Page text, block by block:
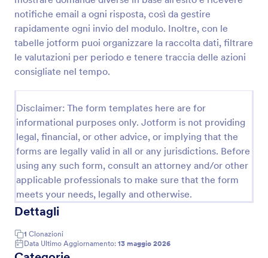
notifiche email a ogni risposta, così da gestire
rapidamente ogni invio del modulo. Inoltre, con le
tabelle jotform puoi organizzare la raccolta dati, filtrare
le valutazioni per periodo e tenere traccia delle azioni
consigliate nel tempo.
Disclaimer: The form templates here are for
informational purposes only. Jotform is not providing
legal, financial, or other advice, or implying that the
forms are legally valid in all or any jurisdictions. Before
using any such form, consult an attorney and/or other
applicable professionals to make sure that the form
meets your needs, legally and otherwise.
Dettagli
1 Clonazioni
Data Ultimo Aggiornamento: 13 maggio 2026
Hai organizzato un campo estivo e ti chiedi quale sia
la soddisfazione dei campeggiatori? Non hai in
mente domande di indagine per i campeggiatori e
alla ricerca di modelli di moduli di valutazione del
campo estivo? Ecco un sondaggio sulla
e conoscere la loro esperienza nel modo più
semplice. Non esitare ad aggiungere la tua domanda
di sondaggio e persino a modificare gratuitamente
quelle esistenti!
Go to Category:
Moduli Servizio Clienti
Usa Template
Anteprima